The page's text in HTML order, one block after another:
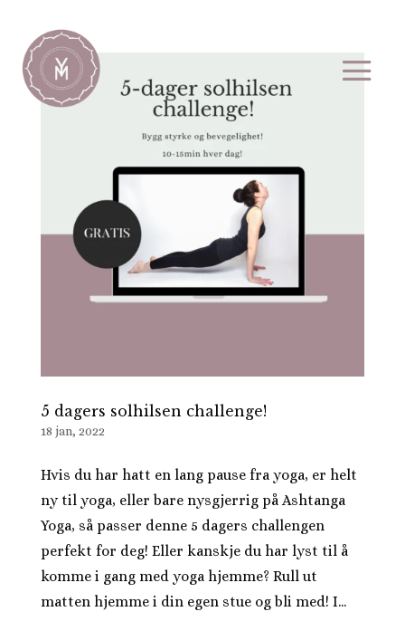
5 dagers solhilsen challenge!
18 jan, 2022
Hvis du har hatt en lang pause fra yoga, er helt
ny til yoga, eller bare nysgjerrig på Ashtanga
Yoga, så passer denne 5 dagers challengen
perfekt for deg! Eller kanskje du har lyst til å
komme i gang med yoga hjemme? Rull ut
matten hjemme i din egen stue og bli med! I...